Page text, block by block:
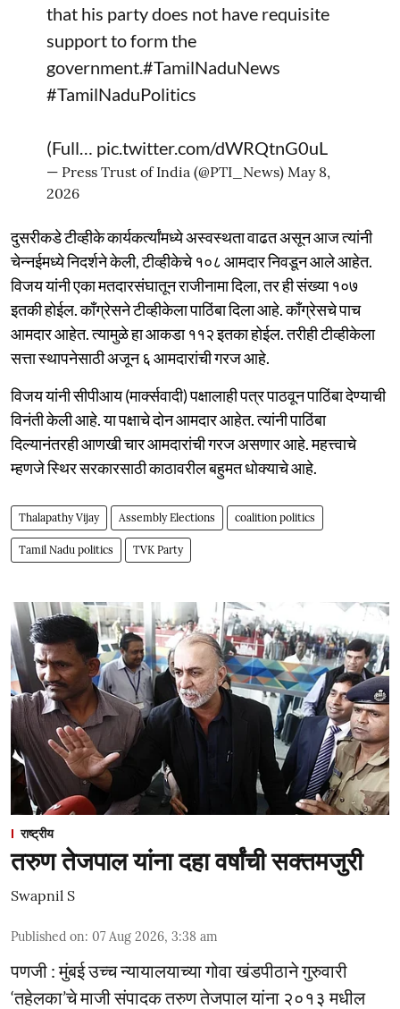
that his party does not have requisite
support to form the
government.#TamilNaduNews
#TamilNaduPolitics
(Full… pic.twitter.com/dWRQtnG0uL
— Press Trust of India (@PTI_News) May 8,
2026
दुसरीकडे टीव्हीके कार्यकर्त्यांमध्ये अस्वस्थता वाढत असून आज त्यांनी
चेन्नईमध्ये निदर्शने केली, टीव्हीकेचे १०८ आमदार निवडून आले आहेत.
विजय यांनी एका मतदारसंघातून राजीनामा दिला, तर ही संख्या १०७
इतकी होईल. काँग्रेसने टीव्हीकेला पाठिंबा दिला आहे. काँग्रेसचे पाच
आमदार आहेत. त्यामुळे हा आकडा ११२ इतका होईल. तरीही टीव्हीकेला
सत्ता स्थापनेसाठी अजून ६ आमदारांची गरज आहे.
विजय यांनी सीपीआय (मार्क्सवादी) पक्षालाही पत्र पाठवून पाठिंबा देण्याची
विनंती केली आहे. या पक्षाचे दोन आमदार आहेत. त्यांनी पाठिंबा
दिल्यानंतरही आणखी चार आमदारांची गरज असणार आहे. महत्त्वाचे
म्हणजे स्थिर सरकारसाठी काठावरील बहुमत धोक्याचे आहे.
Thalapathy Vijay Assembly Elections coalition politics
Tamil Nadu politics TVK Party
राष्ट्रीय
तरुण तेजपाल यांना दहा वर्षांची सक्तमजुरी
Swapnil S
Published on: 07 Aug 2026, 3:38 am
पणजी : मुंबई उच्च न्यायालयाच्या गोवा खंडपीठाने गुरुवारी
‘तहेलका’चे माजी संपादक तरुण तेजपाल यांना २०१३ मधील